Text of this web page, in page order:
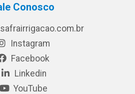
Conosco
Instagram
Facebook
Linkedin
YouTube